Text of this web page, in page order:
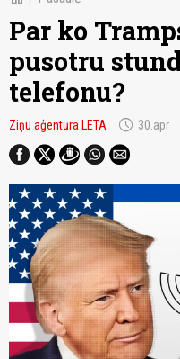
Par ko
pusotru
telefonu?
Ziņu aģentūra LETA schedule 30.apr